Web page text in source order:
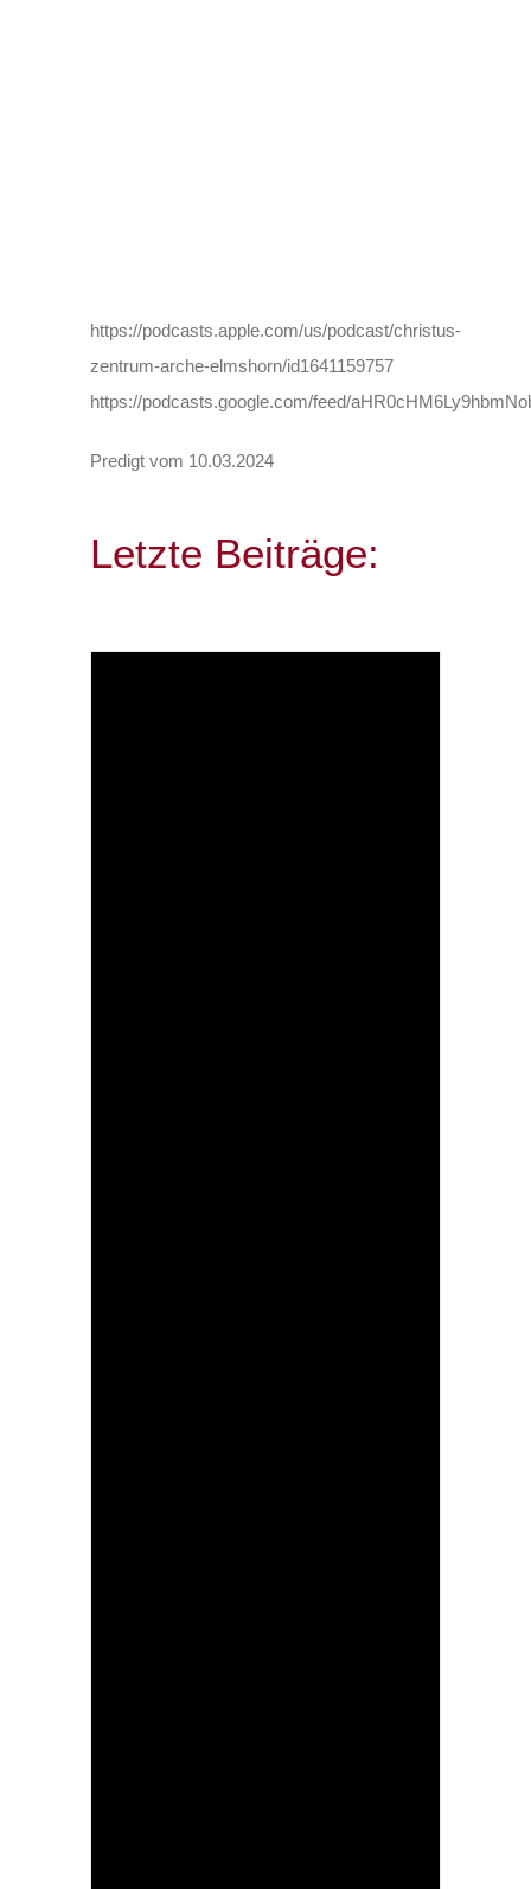
https://podcasts.apple.com/us/podcast/christus-
zentrum-arche-elmshorn/id1641159757
https://podcasts.google.com/feed/
Predigt vom 10.03.2024
Letzte Beiträge: